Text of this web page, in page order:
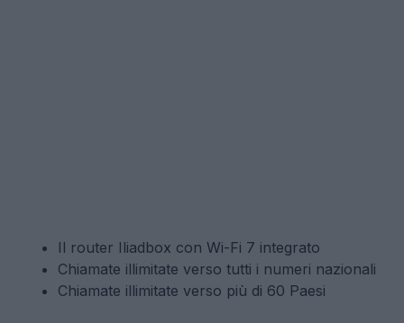
Il router Iliadbox con Wi-Fi 7 integrato
Chiamate illimitate verso tutti i numeri nazionali
Chiamate illimitate verso più di 60 Paesi